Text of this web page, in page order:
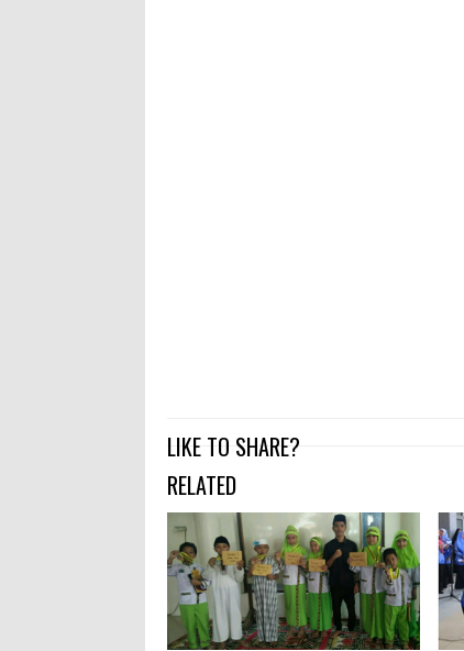
LIKE TO SHARE?
RELATED